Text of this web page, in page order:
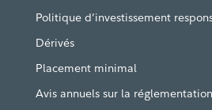
Politique d’investissement
Dérivés
Placement minimal
Avis annuels sur la réglementation